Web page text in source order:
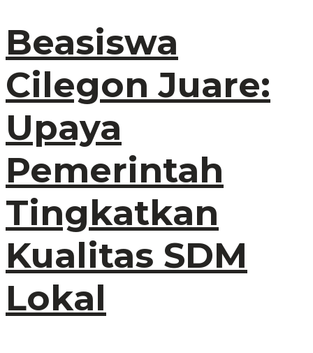
Beasiswa
Cilegon Juare:
Upaya
Pemerintah
Tingkatkan
Kualitas SDM
Lokal